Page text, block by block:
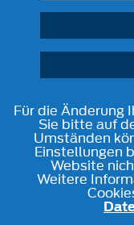
Für die Änderung
Sie bitte auf
Umständen
Einstellungen
Website
Weitere